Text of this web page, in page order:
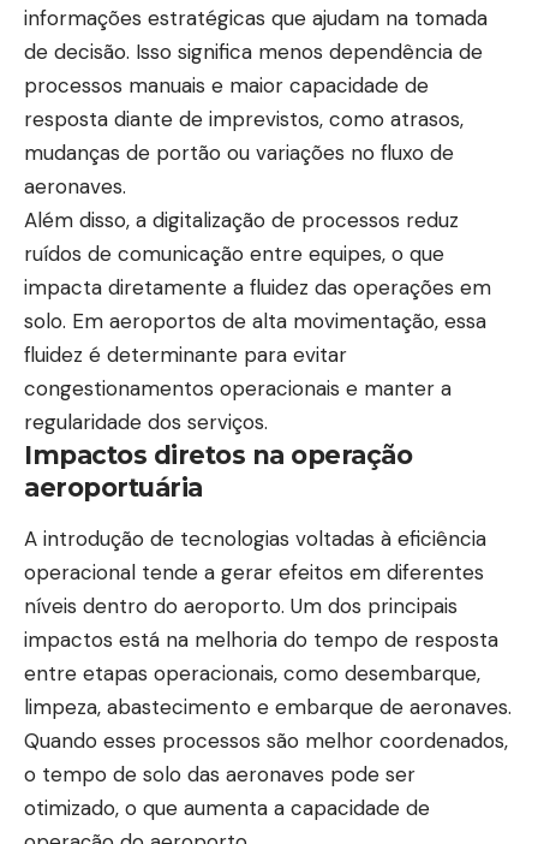
informações estratégicas que ajudam na tomada
de decisão. Isso significa menos dependência de
processos manuais e maior capacidade de
resposta diante de imprevistos, como atrasos,
mudanças de portão ou variações no fluxo de
aeronaves.
Além disso, a digitalização de processos reduz
ruídos de comunicação entre equipes, o que
impacta diretamente a fluidez das operações em
solo. Em aeroportos de alta movimentação, essa
fluidez é determinante para evitar
congestionamentos operacionais e manter a
regularidade dos serviços.
Impactos diretos na operação
aeroportuária
A introdução de tecnologias voltadas à eficiência
operacional tende a gerar efeitos em diferentes
níveis dentro do aeroporto. Um dos principais
impactos está na melhoria do tempo de resposta
entre etapas operacionais, como desembarque,
limpeza, abastecimento e embarque de aeronaves.
Quando esses processos são melhor coordenados,
o tempo de solo das aeronaves pode ser
otimizado, o que aumenta a capacidade de